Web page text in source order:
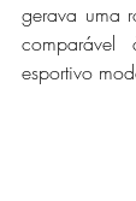
gerava uma
esportivo